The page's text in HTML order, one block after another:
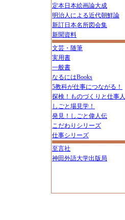
定本日本絵画論大成
明治人による近代朝鮮論
新訂日本名所図会集
新聞資料
文芸・随筆
実用書
一般書
なるにはBooks
5教科が仕事につながる！
探検！ものづくりと仕事人
しごと場見学！
発見！しごと偉人伝
こだわりシリーズ
仕事シリーズ
至言社
神田外語大学出版局